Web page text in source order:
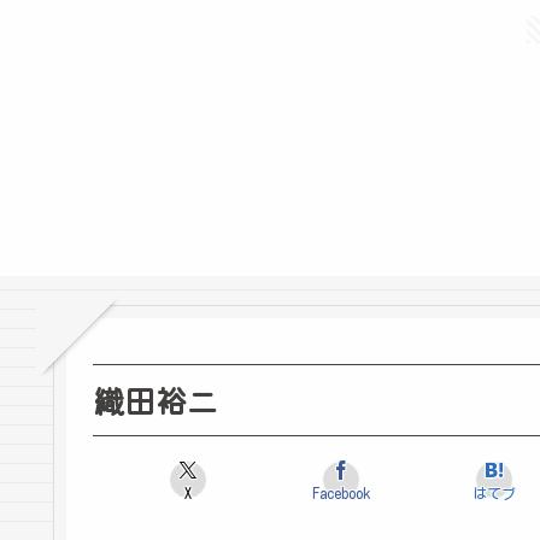
織田裕二
X Facebook はてブ